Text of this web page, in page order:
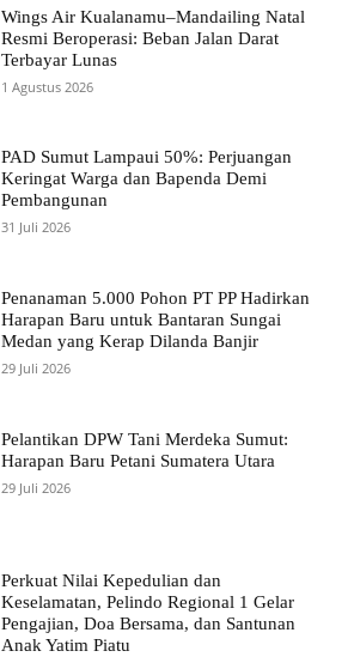
Wings Air Kualanamu–Mandailing Natal
Resmi Beroperasi: Beban Jalan Darat
Terbayar Lunas
1 Agustus 2026
PAD Sumut Lampaui 50%: Perjuangan
Keringat Warga dan Bapenda Demi
Pembangunan
31 Juli 2026
Penanaman 5.000 Pohon PT PP Hadirkan
Harapan Baru untuk Bantaran Sungai
Medan yang Kerap Dilanda Banjir
29 Juli 2026
Pelantikan DPW Tani Merdeka Sumut:
Harapan Baru Petani Sumatera Utara
29 Juli 2026
Perkuat Nilai Kepedulian dan
Keselamatan, Pelindo Regional 1 Gelar
Pengajian, Doa Bersama, dan Santunan
Anak Yatim Piatu